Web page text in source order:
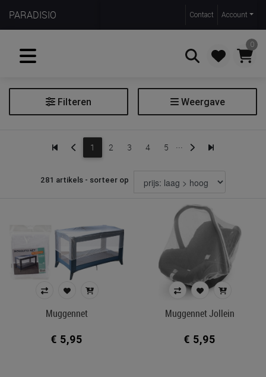
PARADISIO Contact Account
0
Zoeken
Filteren Weergave
Reisbed
Reisbed toebehoren
Stapelbed
1 2 3 4 5 ...
281 artikels - sorteer op
Muggennet
€ 5,95
Muggennet Jollein
€ 5,95